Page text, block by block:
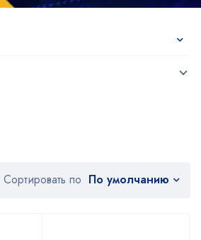
Сортировать по По умолчанию